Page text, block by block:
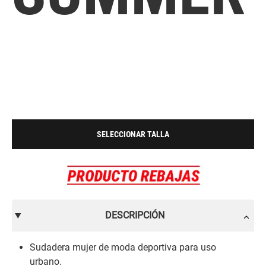
SELECCIONAR TALLA
DESCRIPCIÓN
Sudadera mujer de moda deportiva para uso
urbano.